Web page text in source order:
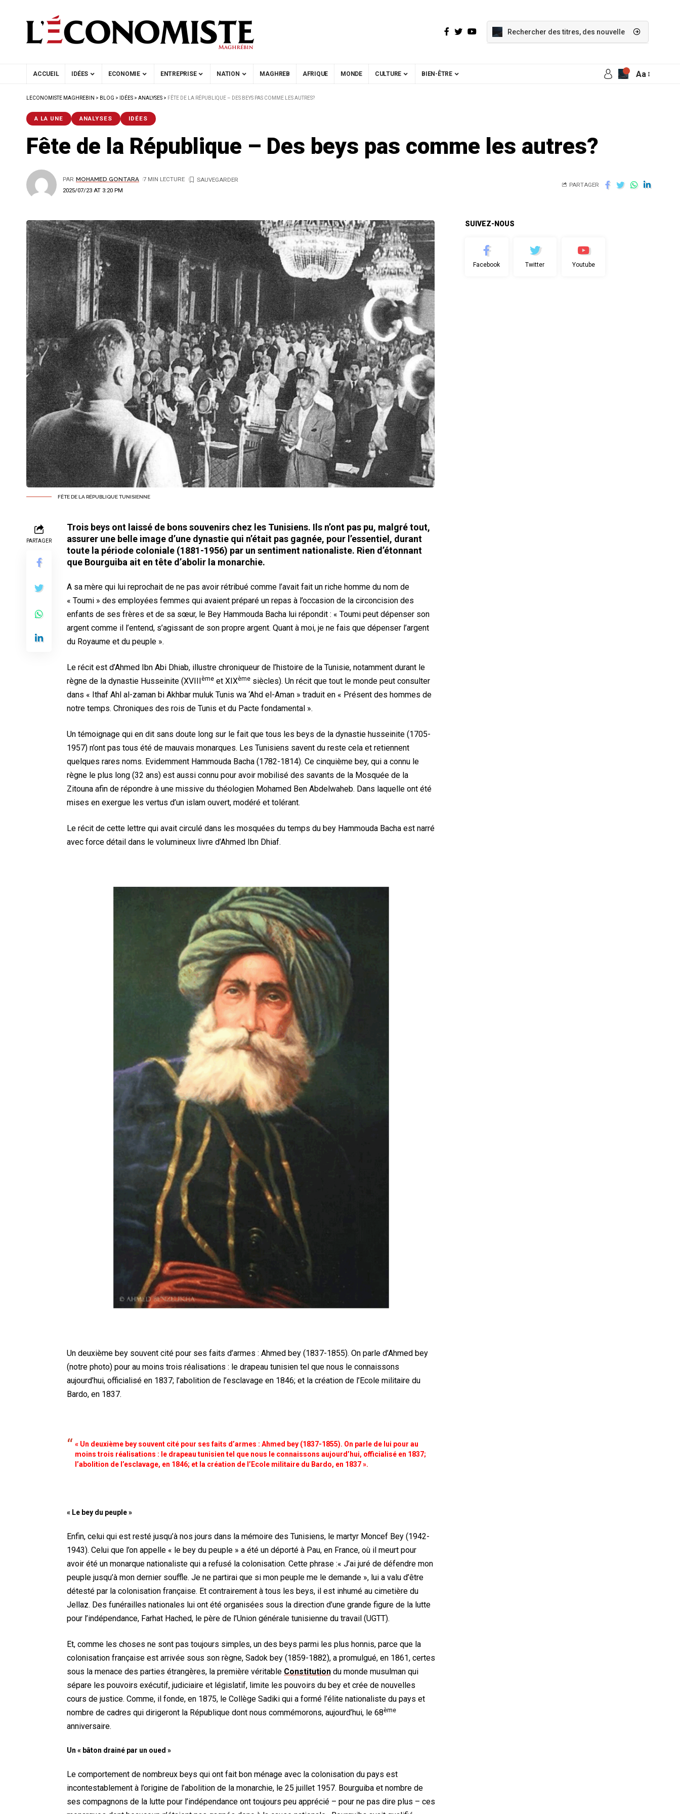
ACCUEIL IDÉES ECONOMIE ENTREPRISE NATION MAGHREB AFRIQUE MONDE CULTURE BIEN-ÊTRE Aa
LECONOMISTE MAGHREBIN > BLOG > IDÉES > ANALYSES > FÊTE DE LA RÉPUBLIQUE – DES BEYS PAS COMME LES AUTRES?
A LA UNE ANALYSES IDÉES
Fête de la République – Des beys pas comme les autres?
2025/07/23 AT 3:20 PM
PAR MOHAMED GONTARA 7 MIN LECTURE
PARTAGER
FÊTE DE LA RÉPUBLIQUE TUNISIENNE
PARTAGER
Trois beys ont laissé de bons souvenirs chez les Tunisiens. Ils n’ont pas pu, malgré tout,
assurer une belle image d’une dynastie qui n’était pas gagnée, pour l’essentiel, durant
toute la période coloniale (1881-1956) par un sentiment nationaliste. Rien d’étonnant
que Bourguiba ait en tête d’abolir la monarchie.
A sa mère qui lui reprochait de ne pas avoir rétribué comme l’avait fait un riche homme du nom de
« Toumi » des employées femmes qui avaient préparé un repas à l’occasion de la circoncision des
enfants de ses frères et de sa sœur, le Bey Hammouda Bacha lui répondit : « Toumi peut dépenser son
argent comme il l’entend, s’agissant de son propre argent. Quant à moi, je ne fais que dépenser l’argent
du Royaume et du peuple ».
Le récit est d’Ahmed Ibn Abi Dhiab, illustre chroniqueur de l’histoire de la Tunisie, notamment durant le
règne de la dynastie Husseinite (XVIIIème et XIXème siècles). Un récit que tout le monde peut consulter
dans « Ithaf Ahl al-zaman bi Akhbar muluk Tunis wa ‘Ahd el-Aman » traduit en « Présent des hommes de
notre temps. Chroniques des rois de Tunis et du Pacte fondamental ».
Un témoignage qui en dit sans doute long sur le fait que tous les beys de la dynastie husseinite (1705-
1957) n’ont pas tous été de mauvais monarques. Les Tunisiens savent du reste cela et retiennent
quelques rares noms. Evidemment Hammouda Bacha (1782-1814). Ce cinquième bey, qui a connu le
règne le plus long (32 ans) est aussi connu pour avoir mobilisé des savants de la Mosquée de la
Zitouna afin de répondre à une missive du théologien Mohamed Ben Abdelwaheb. Dans laquelle ont été
mises en exergue les vertus d’un islam ouvert, modéré et tolérant.
Le récit de cette lettre qui avait circulé dans les mosquées du temps du bey Hammouda Bacha est narré
avec force détail dans le volumineux livre d’Ahmed Ibn Dhiaf.
Un deuxième bey souvent cité pour ses faits d’armes : Ahmed bey (1837-1855). On parle d’Ahmed bey
(notre photo) pour au moins trois réalisations : le drapeau tunisien tel que nous le connaissons
aujourd’hui, officialisé en 1837; l’abolition de l’esclavage en 1846; et la création de l’Ecole militaire du
Bardo, en 1837.
« Un deuxième bey souvent cité pour ses faits d’armes : Ahmed bey (1837-1855). On parle de lui pour au
moins trois réalisations : le drapeau tunisien tel que nous le connaissons aujourd’hui, officialisé en 1837;
l’abolition de l’esclavage, en 1846; et la création de l’Ecole militaire du Bardo, en 1837 ».
« Le bey du peuple »
Enfin, celui qui est resté jusqu’à nos jours dans la mémoire des Tunisiens, le martyr Moncef Bey (1942-
1943). Celui que l’on appelle « le bey du peuple » a été un déporté à Pau, en France, où il meurt pour
avoir été un monarque nationaliste qui a refusé la colonisation. Cette phrase :« J’ai juré de défendre mon
peuple jusqu’à mon dernier souffle. Je ne partirai que si mon peuple me le demande », lui a valu d’être
détesté par la colonisation française. Et contrairement à tous les beys, il est inhumé au cimetière du
Jellaz. Des funérailles nationales lui ont été organisées sous la direction d’une grande figure de la lutte
pour l’indépendance, Farhat Hached, le père de l’Union générale tunisienne du travail (UGTT).
Et, comme les choses ne sont pas toujours simples, un des beys parmi les plus honnis, parce que la
colonisation française est arrivée sous son règne, Sadok bey (1859-1882), a promulgué, en 1861, certes
sous la menace des parties étrangères, la première véritable Constitution du monde musulman qui
sépare les pouvoirs exécutif, judiciaire et législatif, limite les pouvoirs du bey et crée de nouvelles
cours de justice. Comme, il fonde, en 1875, le Collège Sadiki qui a formé l’élite nationaliste du pays et
nombre de cadres qui dirigeront la République dont nous commémorons, aujourd’hui, le 68ème
anniversaire.
Un « bâton drainé par un oued »
Le comportement de nombreux beys qui ont fait bon ménage avec la colonisation du pays est
incontestablement à l’origine de l’abolition de la monarchie, le 25 juillet 1957. Bourguiba et nombre de
ses compagnons de la lutte pour l’indépendance ont toujours peu apprécié – pour ne pas dire plus – ces
SUIVEZ-NOUS
Facebook Twitter Youtube